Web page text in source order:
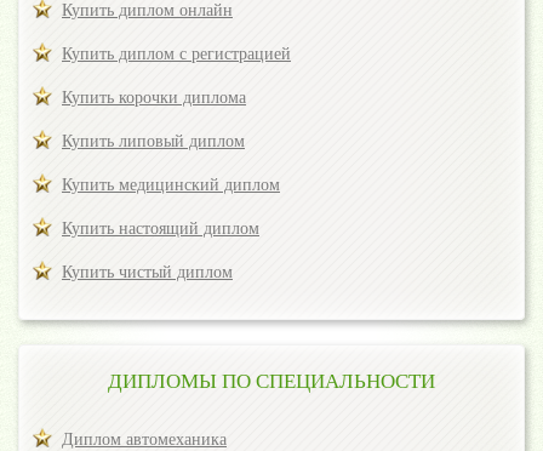
Купить диплом онлайн
Купить диплом с регистрацией
Купить корочки диплома
Купить липовый диплом
Купить медицинский диплом
Купить настоящий диплом
Купить чистый диплом
ДИПЛОМЫ ПО СПЕЦИАЛЬНОСТИ
Диплом автомеханика